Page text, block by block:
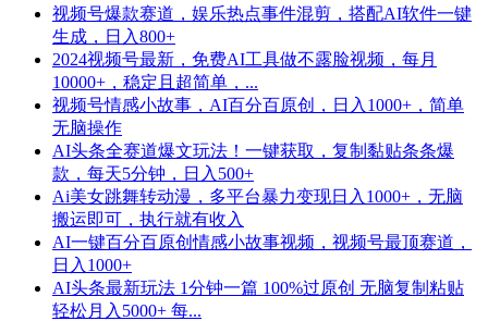
视频号爆款赛道，娱乐热点事件混剪，搭配AI软件一键
生成，日入800+
2024视频号最新，免费AI工具做不露脸视频，每月
10000+，稳定且超简单，...
视频号情感小故事，AI百分百原创，日入1000+，简单
无脑操作
AI头条全赛道爆文玩法！一键获取，复制黏贴条条爆
款，每天5分钟，日入500+
Ai美女跳舞转动漫，多平台暴力变现日入1000+，无脑
搬运即可，执行就有收入
AI一键百分百原创情感小故事视频，视频号最顶赛道，
日入1000+
AI头条最新玩法 1分钟一篇 100%过原创 无脑复制粘贴
轻松月入5000+ 每...